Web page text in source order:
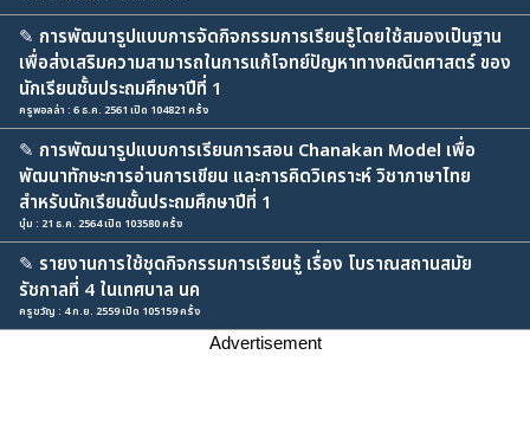
✎ การพัฒนารูปแบบการจัดกิจกรรมการเรียนรู้โดยใช้สมองเป็นฐาน
เพื่อส่งเสริมความสามารถในการแก้โจทย์ปัญหาทางคณิตศาสตร์ ของ
นักเรียนชั้นประถมศึกษาปีที่ 1
ครูพอลล่า : 6 ธ.ค. 2561 เปิด 104821 ครั้ง
✎ การพัฒนารูปแบบการเรียนการสอน Chanakan Model เพื่อ
พัฒนาทักษะการอ่านการเขียน และการคิดวิเคราะห์ วิชาภาษาไทย
สำหรับนักเรียนชั้นประถมศึกษาปีที่ 1
บุ๋ม : 21 ธ.ค. 2564 เปิด 103580 ครั้ง
✎ รายงานการใช้ชุดกิจกรรมการเรียนรู้ เรื่อง โบราณสถานสมัย
รัชกาลที่ 4 ในเทศบาล นค
ครูขวัญ : 4 ก.ย. 2559 เปิด 105159 ครั้ง
Advertisement